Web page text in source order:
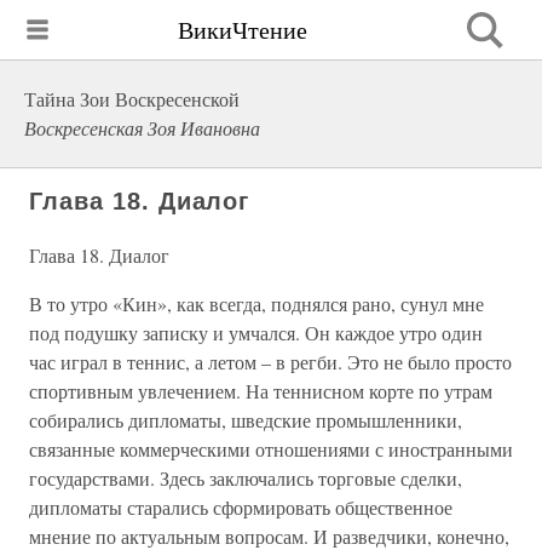
ВикиЧтение
Тайна Зои Воскресенской
Воскресенская Зоя Ивановна
Глава 18. Диалог
Глава 18. Диалог
В то утро «Кин», как всегда, поднялся рано, сунул мне
под подушку записку и умчался. Он каждое утро один
час играл в теннис, а летом – в регби. Это не было просто
спортивным увлечением. На теннисном корте по утрам
собирались дипломаты, шведские промышленники,
связанные коммерческими отношениями с иностранными
государствами. Здесь заключались торговые сделки,
дипломаты старались сформировать общественное
мнение по актуальным вопросам. И разведчики, конечно,